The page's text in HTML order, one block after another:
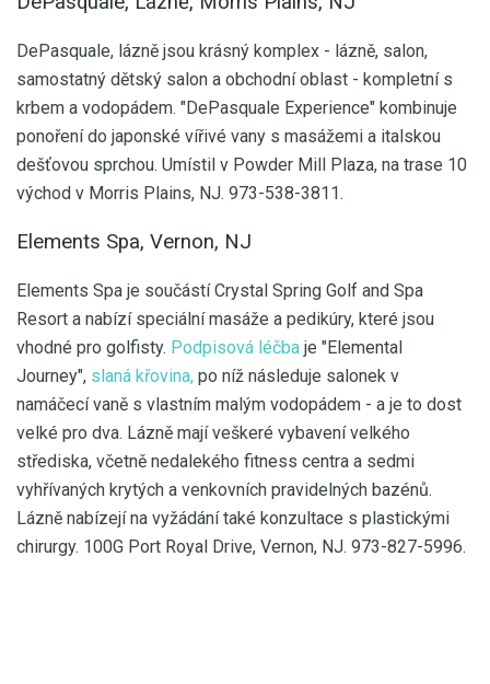
DePasquale, lázně jsou krásný komplex - lázně, salon,
samostatný dětský salon a obchodní oblast - kompletní s
krbem a vodopádem. "DePasquale Experience" kombinuje
ponoření do japonské vířivé vany s masážemi a italskou
dešťovou sprchou. Umístil v Powder Mill Plaza, na trase 10
východ v Morris Plains, NJ. 973-538-3811.
Elements Spa, Vernon, NJ
Elements Spa je součástí Crystal Spring Golf and Spa
Resort a nabízí speciální masáže a pedikúry, které jsou
vhodné pro golfisty. Podpisová léčba je "Elemental
Journey", slaná křovina, po níž následuje salonek v
namáčecí vaně s vlastním malým vodopádem - a je to dost
velké pro dva. Lázně mají veškeré vybavení velkého
střediska, včetně nedalekého fitness centra a sedmi
vyhřívaných krytých a venkovních pravidelných bazénů.
Lázně nabízejí na vyžádání také konzultace s plastickými
chirurgy. 100G Port Royal Drive, Vernon, NJ. 973-827-5996.